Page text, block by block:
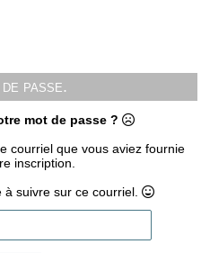
passe.
mot de passe ?
courriel que vous aviez fournie
inscription.
à suivre sur ce courriel.